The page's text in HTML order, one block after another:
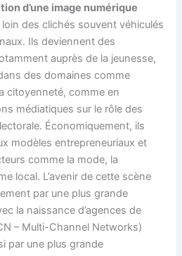
d’une image numérique
loin des clichés souvent véhiculés
Ils deviennent des
auprès de la jeunesse,
des domaines comme
citoyenneté, comme en
médiatiques sur le rôle des
Économiquement, ils
modèles entrepreneuriaux et
comme la mode, la
local. L’avenir de cette scène
par une plus grande
la naissance d’agences de
– Multi-Channel Networks)
par une plus grande